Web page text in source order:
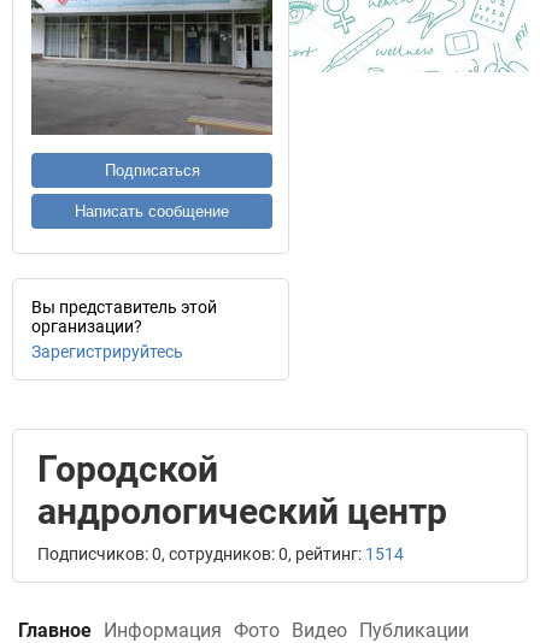
Подписаться
Написать сообщение
Вы представитель этой
организации?
Зарегистрируйтесь
Городской
андрологический центр
Подписчиков: 0, сотрудников: 0, рейтинг: 1514
Главное Информация Фото Видео Публикации